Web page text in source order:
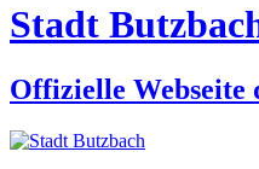
Stadt
Offizielle Webseite